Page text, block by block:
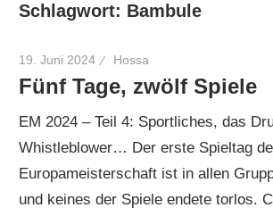
Schlagwort: Bambule
19. Juni 2024 Hossa
Fünf Tage, zwölf Spiele
EM 2024 – Teil 4: Sportliches, das
Whistleblower… Der erste Spieltag
Europameisterschaft ist in allen
und keines der Spiele endete torlos.